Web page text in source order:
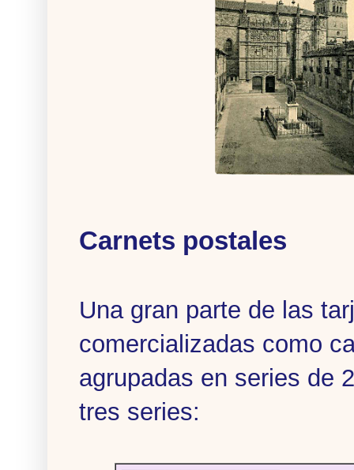
Carnets postales
Una gran parte de las
comercializadas como
agrupadas en series de
tres series: